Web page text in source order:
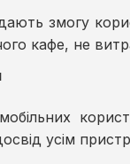
змогу
кафе, не
усім